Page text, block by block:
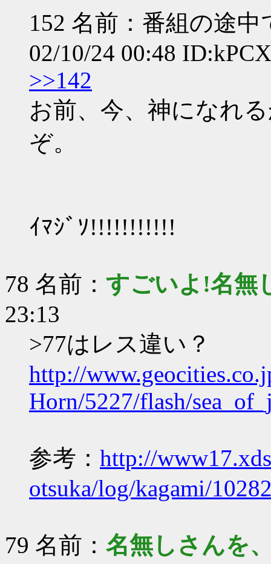
152 名前：番組の途
02/10/24 00:48
>>142
お前、今、神になれ
ぞ。
ｲﾏｼﾞｿ!!!!!!!!!!!
78 名前： すごいよ!名無
23:13
>77はレス違い？
http://
Horn/5227/flash/
参考： http://
otsuka/log/kagami/
79 名前： 名無しさんを